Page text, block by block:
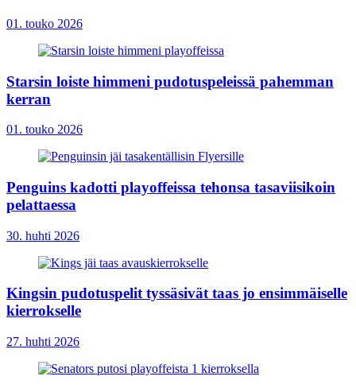
01. touko 2026
Starsin loiste himmeni pudotuspeleissä pahemman
kerran
01. touko 2026
Penguins kadotti playoffeissa tehonsa tasaviisikoin
pelattaessa
30. huhti 2026
Kingsin pudotuspelit tyssäsivät taas jo ensimmäiselle
kierrokselle
27. huhti 2026